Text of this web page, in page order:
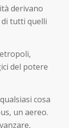
derivano
di tutti quelli
del potere
cosa
un aereo.